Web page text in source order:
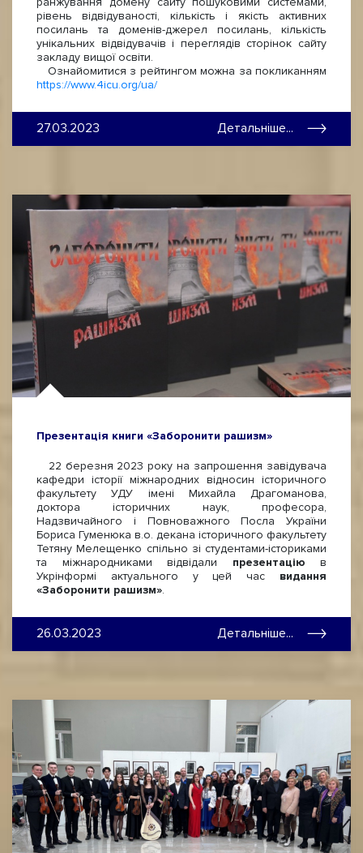
рівень відвідуваності, кількість і якість активних
посилань та доменів-джерел посилань, кількість
унікальних відвідувачів і переглядів сторінок сайту
закладу вищої освіти.
Ознайомитися з рейтингом можна за покликанням
https://www.4icu.org/ua/
27.03.2023 Детальніше...
Презентація книги «Заборонити рашизм»
22 березня 2023 року на запрошення завідувача
кафедри історії міжнародних відносин історичного
факультету УДУ імені Михайла Драгоманова,
доктора історичних наук, професора,
Надзвичайного і Повноважного Посла України
Бориса Гуменюка в.о. декана історичного факультету
Тетяну Мелещенко спільно зі студентами-істориками
та міжнародниками відвідали презентацію в
Укрінформі актуального у цей час видання
«Заборонити рашизм».
26.03.2023 Детальніше...